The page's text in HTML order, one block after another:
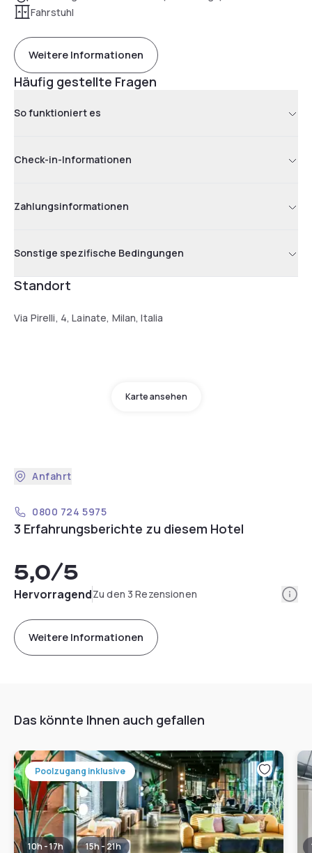
Fahrstuhl
Weitere Informationen
Häufig gestellte Fragen
So funktioniert es
Check-in-Informationen
Zahlungsinformationen
Sonstige spezifische Bedingungen
Standort
Via Pirelli, 4, Lainate, Milan, Italia
Karte ansehen
Anfahrt
0800 724 5975
3 Erfahrungsberichte zu diesem Hotel
5,0/5
HervorragendZu den 3 Rezensionen
Weitere Informationen
Das könnte Ihnen auch gefallen
Poolzugang inklusive
10h - 17h 15h - 21h